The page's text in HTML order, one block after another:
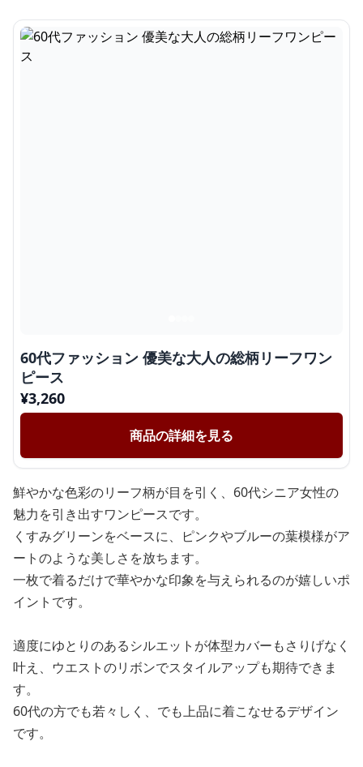
60代ファッション 優美な大人の総柄リーフワン
ピース
¥3,260
商品の詳細を見る
鮮やかな色彩のリーフ柄が目を引く、60代シニア女性の
魅力を引き出すワンピースです。
くすみグリーンをベースに、ピンクやブルーの葉模様がア
ートのような美しさを放ちます。
一枚で着るだけで華やかな印象を与えられるのが嬉しいポ
イントです。
適度にゆとりのあるシルエットが体型カバーもさりげなく
叶え、ウエストのリボンでスタイルアップも期待できま
す。
60代の方でも若々しく、でも上品に着こなせるデザイン
です。